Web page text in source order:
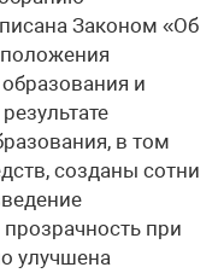
Законом «Об
и
в том
созданы сотни
при
улучшена